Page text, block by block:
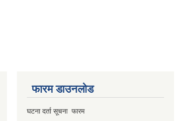
फारम डाउनलोड
घटना दर्ता सूचना फारम